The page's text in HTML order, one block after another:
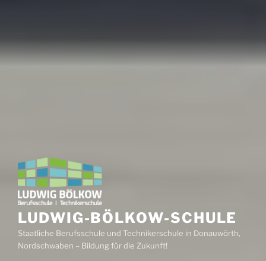
LUDWIG-BÖLKOW-SCHULE
Staatliche Berufsschule und Technikerschule in Donauwörth,
Nordschwaben – Bildung für die Zukunft!